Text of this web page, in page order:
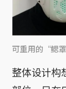
可重用的“鳃
整体设计构